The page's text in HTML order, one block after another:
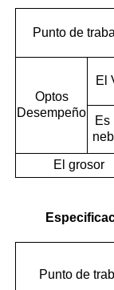
Punto de
Optos
Desempeño
El
Es
El grosor
Punto de